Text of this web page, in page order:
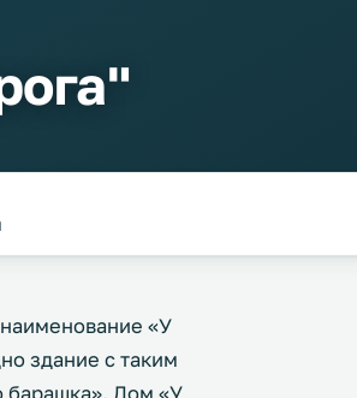
«У
здание с таким
барашка». Дом «У